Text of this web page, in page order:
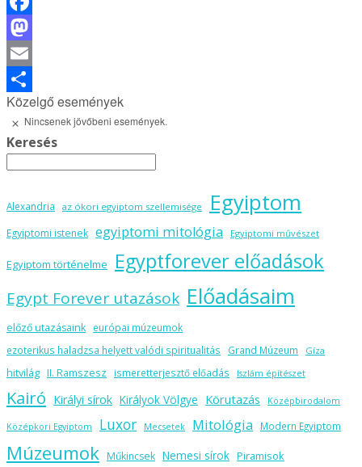
Facebook
Mastodon
Email
Ossza
meg
Közelgő események
NoticeNincsenek jövőbeni események.
Keresés
Alexandria az ókori egyiptom szellemisége Egyiptom
Egyiptomi istenek egyiptomi mitológia Egyiptomi művészet
Egyiptom történelme Egyptforever előadások
Egypt Forever utazások Előadásaim
előző utazásaink
európai múzeumok
ezoterikus haladzsa helyett valódi spiritualitás
Grand Múzeum Gíza
hitvilág II. Ramszesz ismeretterjesztő előadás Iszlám építészet
Kairó Királyi sírok Királyok Völgye Körutazás Középbirodalom
Középkori Egyiptom Luxor Mecsetek Mitológia Modern Egyiptom
Múzeumok Műkincsek Nemesi sírok Piramisok